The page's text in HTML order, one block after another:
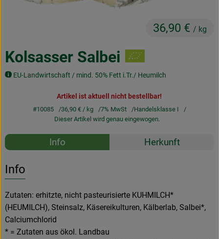
Lieferservice
Geschäftskunden
Kolsasser Salbei
EU-Landwirtschaft / mind. 50% Fett i.Tr./ Heumilch
36,90 € / kg
Artikel ist aktuell nicht bestellbar!
#10085 36,90 € / kg 7% MwSt
Handelsklasse I
Dieser Artikel wird genau eingewogen.
Rezepte
Info Herkunft
Info
Zutaten: erhitzte, nicht pasteurisierte KUHMILCH*
(HEUMILCH), Steinsalz, Käsereikulturen, Kälberlab, Salbei*,
Calciumchlorid
* = Zutaten aus ökol. Landbau